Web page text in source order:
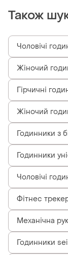
Також
Чоловічі
Жіночий
Гірчичні
Жіночий
Годинники з
Годинники
Чоловічі
Фітнес
Механічна
Годинники